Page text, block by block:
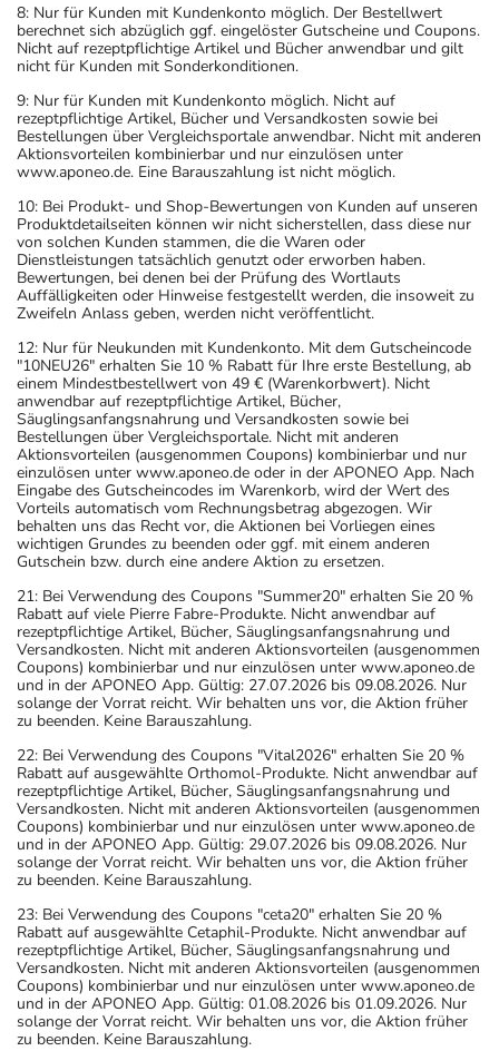
8: Nur für Kunden mit Kundenkonto möglich. Der Bestellwert
berechnet sich abzüglich ggf. eingelöster Gutscheine und Coupons.
Nicht auf rezeptpflichtige Artikel und Bücher anwendbar und gilt
nicht für Kunden mit Sonderkonditionen.
9: Nur für Kunden mit Kundenkonto möglich. Nicht auf
rezeptpflichtige Artikel, Bücher und Versandkosten sowie bei
Bestellungen über Vergleichsportale anwendbar. Nicht mit anderen
Aktionsvorteilen kombinierbar und nur einzulösen unter
www.aponeo.de. Eine Barauszahlung ist nicht möglich.
10: Bei Produkt- und Shop-Bewertungen von Kunden auf unseren
Produktdetailseiten können wir nicht sicherstellen, dass diese nur
von solchen Kunden stammen, die die Waren oder
Dienstleistungen tatsächlich genutzt oder erworben haben.
Bewertungen, bei denen bei der Prüfung des Wortlauts
Auffälligkeiten oder Hinweise festgestellt werden, die insoweit zu
Zweifeln Anlass geben, werden nicht veröffentlicht.
12: Nur für Neukunden mit Kundenkonto. Mit dem Gutscheincode
"10NEU26" erhalten Sie 10 % Rabatt für Ihre erste Bestellung, ab
einem Mindestbestellwert von 49 € (Warenkorbwert). Nicht
anwendbar auf rezeptpflichtige Artikel, Bücher,
Säuglingsanfangsnahrung und Versandkosten sowie bei
Bestellungen über Vergleichsportale. Nicht mit anderen
Aktionsvorteilen (ausgenommen Coupons) kombinierbar und nur
einzulösen unter www.aponeo.de oder in der APONEO App. Nach
Eingabe des Gutscheincodes im Warenkorb, wird der Wert des
Vorteils automatisch vom Rechnungsbetrag abgezogen. Wir
behalten uns das Recht vor, die Aktionen bei Vorliegen eines
wichtigen Grundes zu beenden oder ggf. mit einem anderen
Gutschein bzw. durch eine andere Aktion zu ersetzen.
21: Bei Verwendung des Coupons "Summer20" erhalten Sie 20 %
Rabatt auf viele Pierre Fabre-Produkte. Nicht anwendbar auf
rezeptpflichtige Artikel, Bücher, Säuglingsanfangsnahrung und
Versandkosten. Nicht mit anderen Aktionsvorteilen (ausgenommen
Coupons) kombinierbar und nur einzulösen unter www.aponeo.de
und in der APONEO App. Gültig: 27.07.2026 bis 09.08.2026. Nur
solange der Vorrat reicht. Wir behalten uns vor, die Aktion früher
zu beenden. Keine Barauszahlung.
22: Bei Verwendung des Coupons "Vital2026" erhalten Sie 20 %
Rabatt auf ausgewählte Orthomol-Produkte. Nicht anwendbar auf
rezeptpflichtige Artikel, Bücher, Säuglingsanfangsnahrung und
Versandkosten. Nicht mit anderen Aktionsvorteilen (ausgenommen
Coupons) kombinierbar und nur einzulösen unter www.aponeo.de
und in der APONEO App. Gültig: 29.07.2026 bis 09.08.2026. Nur
solange der Vorrat reicht. Wir behalten uns vor, die Aktion früher
zu beenden. Keine Barauszahlung.
23: Bei Verwendung des Coupons "ceta20" erhalten Sie 20 %
Rabatt auf ausgewählte Cetaphil-Produkte. Nicht anwendbar auf
rezeptpflichtige Artikel, Bücher, Säuglingsanfangsnahrung und
Versandkosten. Nicht mit anderen Aktionsvorteilen (ausgenommen
Coupons) kombinierbar und nur einzulösen unter www.aponeo.de
und in der APONEO App. Gültig: 01.08.2026 bis 01.09.2026. Nur
solange der Vorrat reicht. Wir behalten uns vor, die Aktion früher
zu beenden. Keine Barauszahlung.